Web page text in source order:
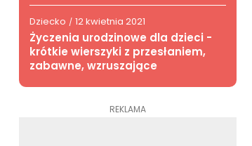
Dziecko / 12 kwietnia 2021
Życzenia urodzinowe dla dzieci -
krótkie wierszyki z przesłaniem,
zabawne, wzruszające
REKLAMA